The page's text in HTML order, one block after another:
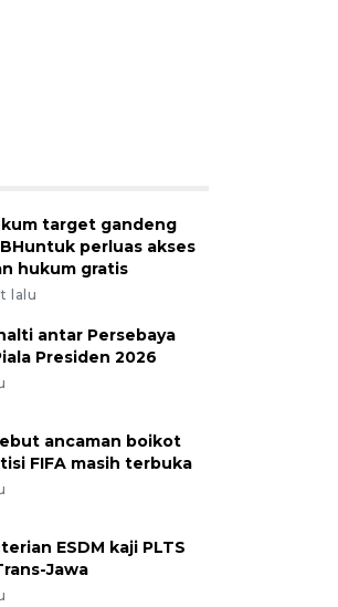
target gandeng
perluas akses
hukum gratis
lalu
antar Persebaya
Presiden 2026
ancaman boikot
FIFA masih terbuka
ESDM kaji PLTS
Jawa